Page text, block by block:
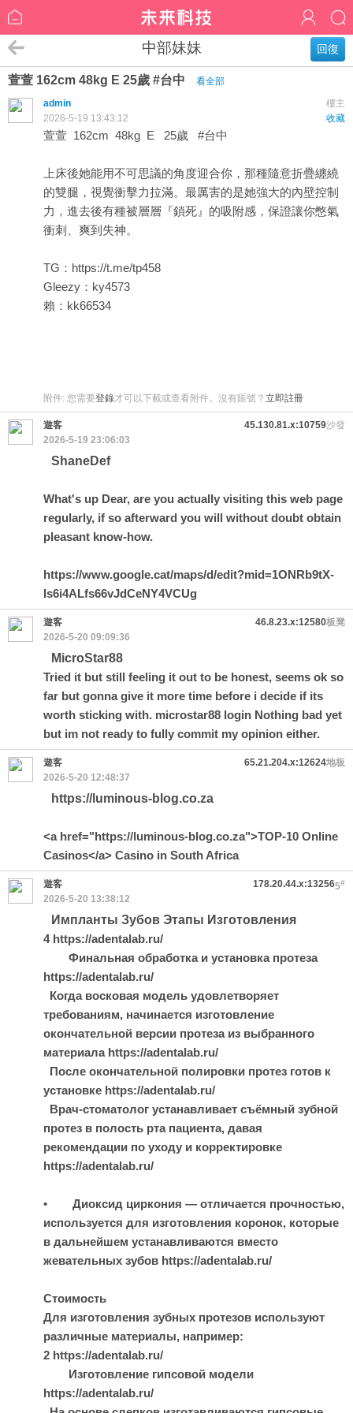
回復
中部妹妹
萱萱 162cm 48kg E 25歲 #台中
看全部
樓主
admin
收藏
2026-5-19 13:43:12
萱萱 162cm 48kg E 25歲 #台中
上床後她能用不可思議的角度迎合你，那種隨意折疊纏繞
的雙腿，視覺衝擊力拉滿。最厲害的是她強大的內壁控制
力，進去後有種被層層『鎖死』的吸附感，保證讓你憋氣
衝刺、爽到失神。
TG： https://t.me/tp458
Gleezy：ky4573
賴：kk66534
附件: 您需要登錄才可以下載或查看附件。沒有賬號？ 立即註冊
沙發
遊客
45.130.81.x:10759
2026-5-19 23:06:03
ShaneDef
What's up Dear, are you actually visiting this web page
regularly, if so afterward you will without doubt obtain
pleasant know-how.
https://www.google.cat/maps/d/edit?mid=1ONRb9tX-
Is6i4ALfs66vJdCeNY4VCUg
板凳
遊客
46.8.23.x:12580
2026-5-20 09:09:36
MicroStar88
Tried it but still feeling it out to be honest, seems ok so
far but gonna give it more time before i decide if its
worth sticking with. microstar88 login Nothing bad yet
but im not ready to fully commit my opinion either.
地板
遊客
65.21.204.x:12624
2026-5-20 12:48:37
https://luminous-blog.co.za
<a href="https://luminous-blog.co.za">TOP-10 Online
Casinos</a> Casino in South Africa
5#
遊客
178.20.44.x:13256
2026-5-20 13:38:12
Импланты Зубов Этапы Изготовления
4 https://adentalab.ru/
Финальная обработка и установка протеза
https://adentalab.ru/
Когда восковая модель удовлетворяет
требованиям, начинается изготовление
окончательной версии протеза из выбранного
материала https://adentalab.ru/
После окончательной полировки протез готов к
установке https://adentalab.ru/
Врач-стоматолог устанавливает съёмный зубной
протез в полость рта пациента, давая
рекомендации по уходу и корректировке
https://adentalab.ru/
• Диоксид циркония — отличается прочностью,
используется для изготовления коронок, которые
в дальнейшем устанавливаются вместо
жевательных зубов https://adentalab.ru/
Стоимость
Для изготовления зубных протезов используют
различные материалы, например:
2 https://adentalab.ru/
Изготовление гипсовой модели
https://adentalab.ru/